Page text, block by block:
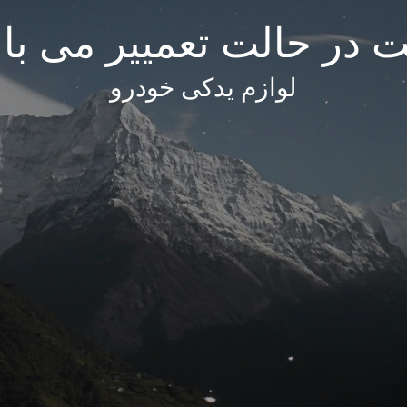
در حالت تعمییر می
لوازم یدکی خودرو